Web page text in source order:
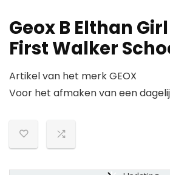
Geox B Elthan
First Walker
Artikel van het merk GEOX
Voor het afmaken van een